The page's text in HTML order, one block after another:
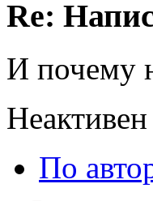
Re:
И почему
Неактивен
По